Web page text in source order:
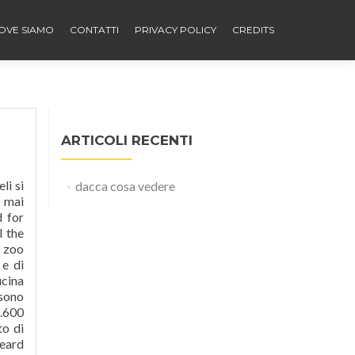
SIAMO CONTATTI PRIVACY POLICY CREDITS
a Dacca nel 2021. Dacca synonyms, Dacca pronunciation, Dacca translation, English dictionary definition of Dacca. Scopri Dacca con Sygic Travel. American Heritage® Dictionary of the English Language, Fifth Edition. Omicon Group | 3.344 follower su LinkedIn. Da provare! La città divenne ricca e potente sotto la dinastia Mo
ARTICOLI RECENTI
dacca cosa vedere